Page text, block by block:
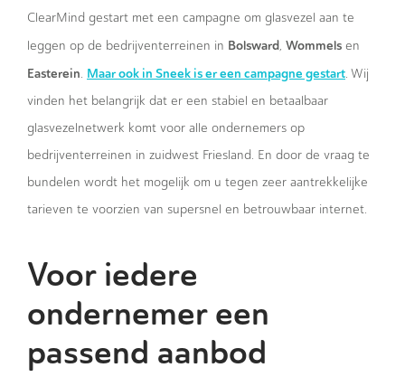
ClearMind gestart met een campagne om glasvezel aan te
leggen op de bedrijventerreinen in Bolsward, Wommels en
Easterein. Maar ook in Sneek is er een campagne gestart. Wij
vinden het belangrijk dat er een stabiel en betaalbaar
glasvezelnetwerk komt voor alle ondernemers op
bedrijventerreinen in zuidwest Friesland. En door de vraag te
bundelen wordt het mogelijk om u tegen zeer aantrekkelijke
tarieven te voorzien van supersnel en betrouwbaar internet.
Voor iedere
ondernemer een
passend aanbod